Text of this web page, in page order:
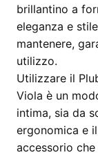
brillantino a
eleganza e
mantenere,
utilizzo.
Utilizzare il
Viola è un
intima, sia da
ergonomica e
accessorio